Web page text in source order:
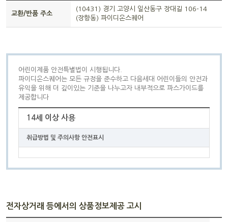
교환/반품 주소
(10431) 경기 고양시 일산동구 장대길 106-14
(장항동) 파이디온스퀘어
어린이제품 안전특별법이 시행됩니다.
파이디온스퀘어는 모든 규정을 준수하고 다음세대 어린이들의 안전과
유익을 위해 더 깊이있는 기준을 나누고자 내부적으로 파스가이드를
제공합니다
14세 이상 사용
취급방법 및 주의사항 안전표시
전자상거래 등에서의 상품정보제공 고시